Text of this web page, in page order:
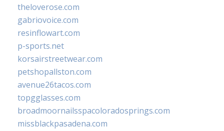
theloverose.com
gabriovoice.com
resinflowart.com
p-sports.net
korsairstreetwear.com
petshopallston.com
avenue26tacos.com
topgglasses.com
broadmoornailsspacoloradosprings.com
missblackpasadena.com